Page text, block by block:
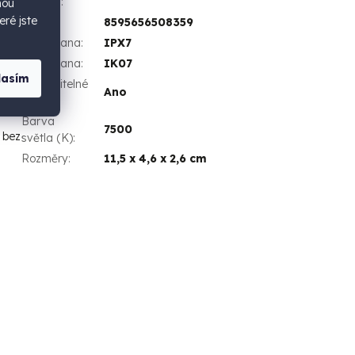
jste
EAN
8595656508359
IP ochrana:
IPX7
IK ochrana:
IK07
Nastavitelné
režimy
Ano
Barva
světla (K):
7500
Rozměry: 11,5 x 4,6 x 2,6 cm